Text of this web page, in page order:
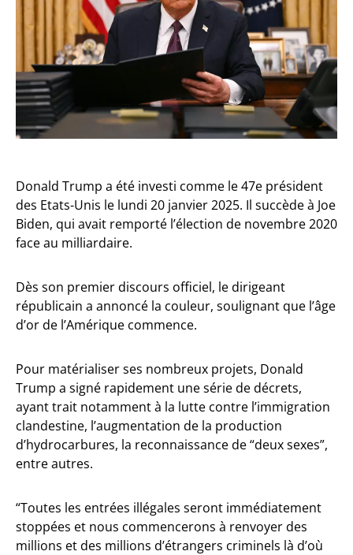
Donald Trump a été investi comme le 47e président
des Etats-Unis le lundi 20 janvier 2025. Il succède à Joe
Biden, qui avait remporté l’élection de novembre 2020
face au milliardaire.
Dès son premier discours officiel, le dirigeant
républicain a annoncé la couleur, soulignant que l’âge
d’or de l’Amérique commence.
Pour matérialiser ses nombreux projets, Donald
Trump a signé rapidement une série de décrets,
ayant trait notamment à la lutte contre l’immigration
clandestine, l’augmentation de la production
d’hydrocarbures, la reconnaissance de “deux sexes”,
entre autres.
“Toutes les entrées illégales seront immédiatement
stoppées et nous commencerons à renvoyer des
millions et des millions d’étrangers criminels là d’où